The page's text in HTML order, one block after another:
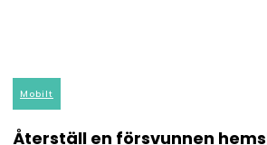
Mobilt
Återställ en försvunnen